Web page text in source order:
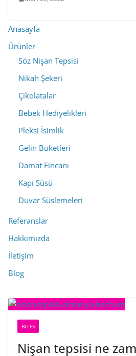
Anasayfa
Ürünler
Söz Nişan Tepsisi
Nikah Şekeri
Çikolatalar
Bebek Hediyelikleri
Pleksi İsimlik
Gelin Buketleri
Damat Fincanı
Kapı Süsü
Duvar Süslemeleri
Referanslar
Hakkımızda
İletişim
Blog
BLOG
Nişan tepsisi ne